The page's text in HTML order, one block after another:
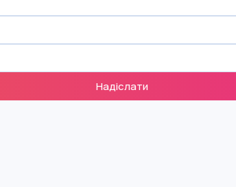
Надіслати